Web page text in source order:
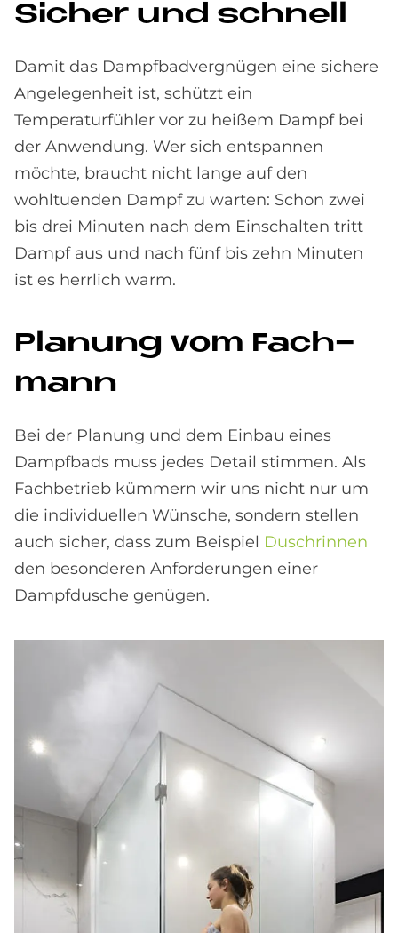
Si­cher und schnell
Damit das Dampfbadvergnügen eine sichere
Angelegenheit ist, schützt ein
Temperaturfühler vor zu heißem Dampf bei
der Anwendung. Wer sich entspannen
möchte, braucht nicht lange auf den
wohltuenden Dampf zu warten: Schon zwei
bis drei Minuten nach dem Einschalten tritt
Dampf aus und nach fünf bis zehn Minuten
ist es herrlich warm.
Pla­nung vom Fach­
mann
Bei der Planung und dem Einbau eines
Dampfbads muss jedes Detail stimmen. Als
Fachbetrieb kümmern wir uns nicht nur um
die individuellen Wünsche, sondern stellen
auch sicher, dass zum Beispiel Duschrinnen
den besonderen Anforderungen einer
Dampfdusche genügen.